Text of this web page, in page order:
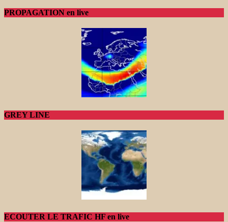
PROPAGATION en live
GREY LINE
ECOUTER LE TRAFIC HF en live